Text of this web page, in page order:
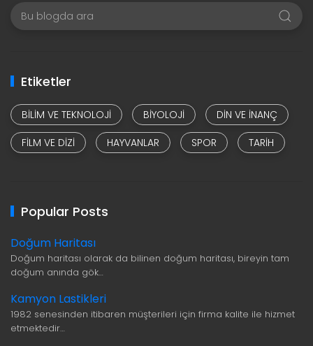
Etiketler
BILIM VE TEKNOLOJI BIYOLOJI
DIN VE INANÇ
FILM VE DIZI
HAYVANLAR SPOR TARIH
Popular Posts
Doğum Haritası
Doğum haritası olarak da bilinen doğum haritası, bireyin tam
doğum anında gök…
Kamyon Lastikleri
1982 senesinden itibaren müşterileri için firma kalite ile hizmet
etmektedir…